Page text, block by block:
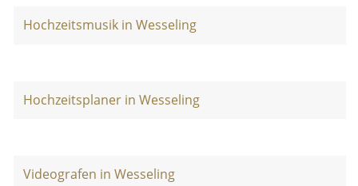
Hochzeitsmusik in Wesseling
Hochzeitsplaner in Wesseling
Videografen in Wesseling